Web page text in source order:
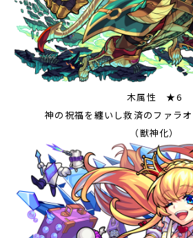
木属性 ★6
神の祝福を纏いし救済のファラ
（獣神化）